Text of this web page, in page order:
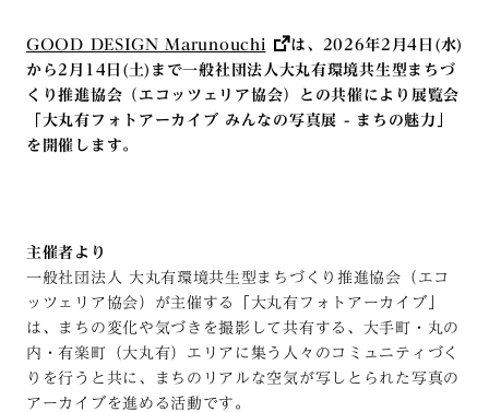
GOOD DESIGN Marunouchi
は、2026年2月4日(水)
から2月14日(土)まで一般社団法人大丸有環境共生型まちづ
くり推進協会 （ エコッツェリア協会）との共催により展覧会
「大丸有フォトアーカイブ みんなの写真展 - まちの魅力」
を開催します。
主催者より
一般社団法人 大丸有環境共生型まちづくり推進協会（エコ
ッツェリア協会）が主催する「大丸有フォトアーカイブ」
は、まちの変化や気づきを撮影して共有する、大手町・丸の
内・有楽町（大丸有）エリアに集う人々のコミュニティづく
りを行うと共に、まちのリアルな空気が写しとられた写真の
アーカイブを進める活動です。